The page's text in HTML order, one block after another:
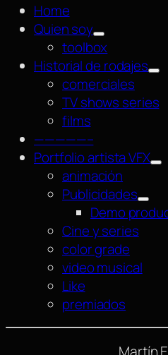
Home
Quien soy
toolbox
Historial de rodajes
comerciales
TV shows series
films
—————–
Portfolio artista VFX
animación
Publicidades
Demo
Cine y series
color grade
video musical
Like
premiados
Martín